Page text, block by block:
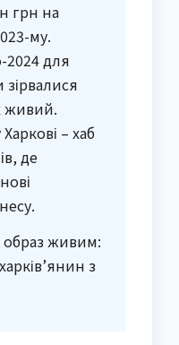
грн на
му.
2024 для
зірвалися
живий.
– хаб
де
живим:
з